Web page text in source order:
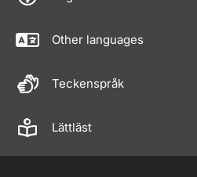
Other languages
Teckenspråk
Lättläst